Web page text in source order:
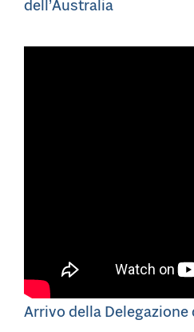
dell’Australia
Arrivo della Delegazione